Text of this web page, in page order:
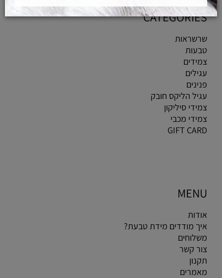
CATEGORIES
שרשראות
טבעות
צמידים
עגילים
פנינים
עגיל הליקס חובק
צמידי סיליקון
צמידי מכבי
GIFT CARD
MENU
אודות
איך מודדים מידת טבעת?
משלוחים
צור קשר
תקנון
מאמרים